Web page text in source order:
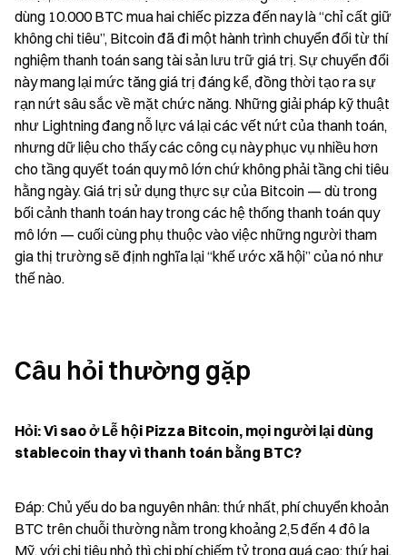
dùng 10.000 BTC mua hai chiếc pizza đến nay là “chỉ cất giữ
không chi tiêu”, Bitcoin đã đi một hành trình chuyển đổi từ thí
nghiệm thanh toán sang tài sản lưu trữ giá trị. Sự chuyển đổi
này mang lại mức tăng giá trị đáng kể, đồng thời tạo ra sự
rạn nứt sâu sắc về mặt chức năng. Những giải pháp kỹ thuật
như Lightning đang nỗ lực vá lại các vết nứt của thanh toán,
nhưng dữ liệu cho thấy các công cụ này phục vụ nhiều hơn
cho tầng quyết toán quy mô lớn chứ không phải tầng chi tiêu
hằng ngày. Giá trị sử dụng thực sự của Bitcoin — dù trong
bối cảnh thanh toán hay trong các hệ thống thanh toán quy
mô lớn — cuối cùng phụ thuộc vào việc những người tham
gia thị trường sẽ định nghĩa lại “khế ước xã hội” của nó như
thế nào.
Câu hỏi thường gặp
Hỏi: Vì sao ở Lễ hội Pizza Bitcoin, mọi người lại dùng
stablecoin thay vì thanh toán bằng BTC?
Đáp: Chủ yếu do ba nguyên nhân: thứ nhất, phí chuyển khoản
BTC trên chuỗi thường nằm trong khoảng 2,5 đến 4 đô la
Mỹ, với chi tiêu nhỏ thì chi phí chiếm tỷ trọng quá cao; thứ hai,